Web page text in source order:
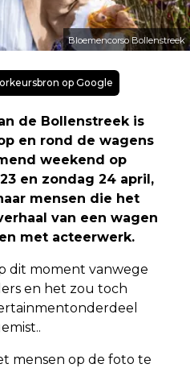
Bloemencorso Bollenstreek
op Google
de Bollenstreek is
en rond de wagens
weekend op
en zondag 24 april,
mensen die het
van een wagen
met acteerwerk.
dit moment vanwege
en het zou toch
mensen op de foto te